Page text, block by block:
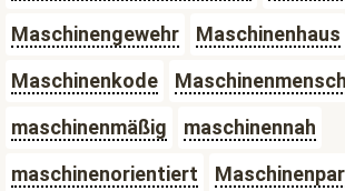
Maschinengewehr
Maschinenhaus
Maschinenkode
Maschinenmensch
maschinenmäßig
maschinennah
maschinenorientiert